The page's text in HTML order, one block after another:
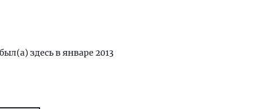
был(а) здесь в январе 2013